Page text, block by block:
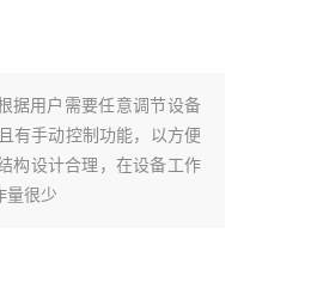
据用户需要任意调节设备
有手动控制功能，以方便
构设计合理，在设备工作
量很少